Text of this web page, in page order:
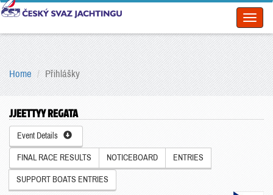
Home Přihlášky
JJEETTYY REGATA
Event Details
FINAL RACE RESULTS NOTICEBOARD ENTRIES
SUPPORT BOATS ENTRIES